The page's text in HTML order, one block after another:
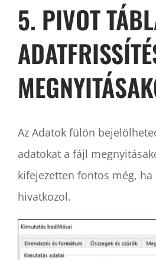
5. PIVOT
Az Adatok fülön
adatokat a fájl
kifejezetten fontos még,
hivatkozol.